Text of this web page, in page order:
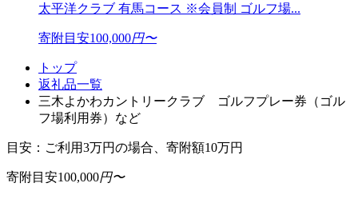
太平洋クラブ 有馬コース ※会員制 ゴルフ場...
寄附目安100,000円〜
トップ
返礼品一覧
三木よかわカントリークラブ ゴルフプレー券（ゴル
フ場利用券）など
目安：ご利用3万円の場合、寄附額10万円
寄附目安100,000円〜